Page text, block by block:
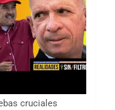
cruciales